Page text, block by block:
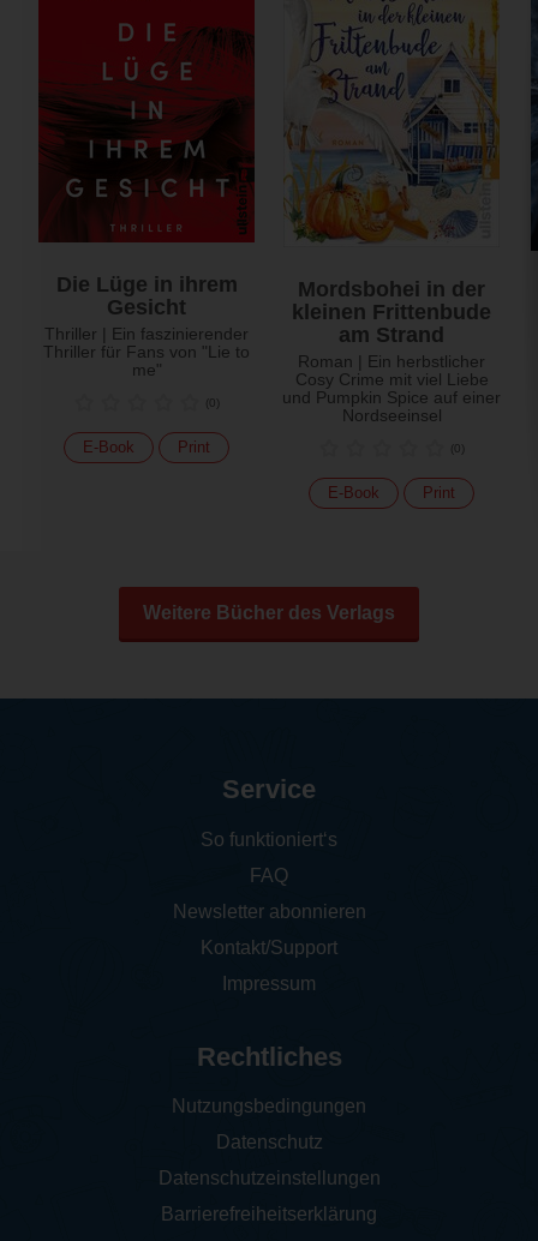
Die Lüge in ihrem
Gesicht
Thriller | Ein faszinierender
Thriller für Fans von "Lie to
me"
(0)
E-Book Print
Mordsbohei in der
kleinen Frittenbude
am Strand
Roman | Ein herbstlicher
Cosy Crime mit viel Liebe
und Pumpkin Spice auf einer
Nordseeinsel
(0)
E-Book Print
Weitere Bücher des Verlags
Service
So funktioniert‘s
FAQ
Newsletter abonnieren
Kontakt/Support
Impressum
Rechtliches
Nutzungsbedingungen
Datenschutz
Datenschutzeinstellungen
Barrierefreiheitserklärung